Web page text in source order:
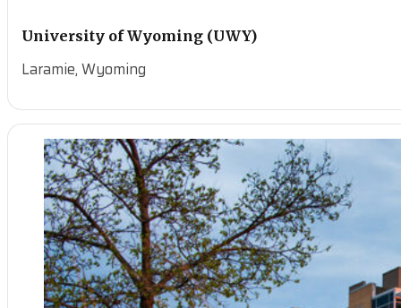
University of Wyoming (UWY)
Laramie, Wyoming